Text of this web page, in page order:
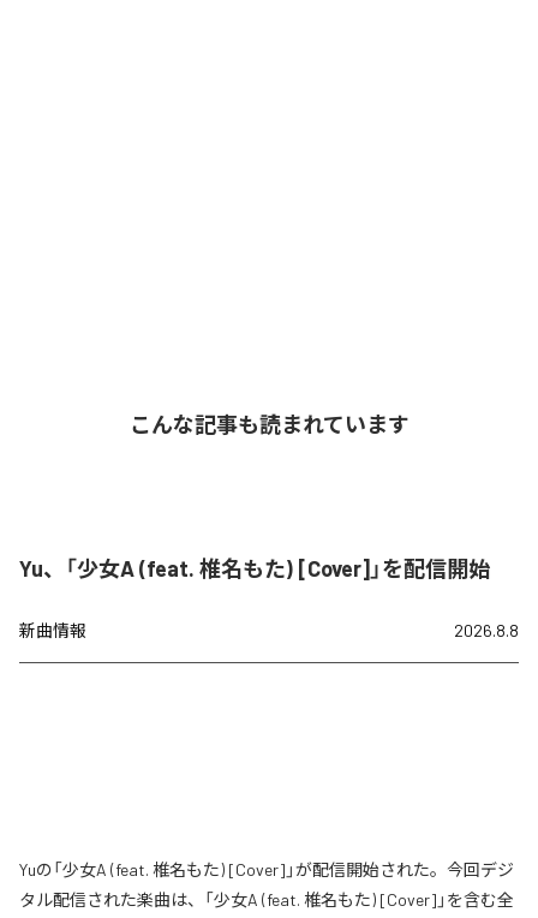
こんな記事も読まれています
Yu、「少女A (feat. 椎名もた) [Cover]」を配信開始
新曲情報 2026.8.8
Yuの「少女A (feat. 椎名もた) [Cover]」が配信開始された。今回デジ
タル配信された楽曲は、「少女A (feat. 椎名もた) [Cover]」を含む全